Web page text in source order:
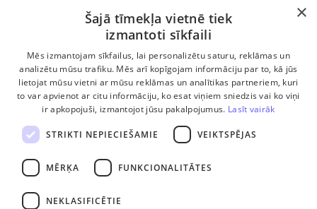
komercdarbības procesu uzlabošanā - ieviesta klientu
attiecību pārvaldības sistēma (CRM). 2024. gada 16.
decembrī tika noslēgts līgums Nr. 9.2-17-L-2024/928 ar
Latvijas Investīciju un attīstības aģentūru par atbalsta
saņemšanu saskaņā ar Atveseļošanas un noturības
mehānisma plāna 2. komponenti “Digitālā transformācija”
(atbalsta pieteikuma Nr. DIGI/2024/1253). Projekta ietvaros
ieviesta klientu un darba procesu pārvaldības sistēma
Scoro, uzlabojot pārdošanas procesu, centralizējot klientu
datubāzi un darījumu plūsmu, kā arī nodrošinot pārskatāmu,
efektīvu pārdošanas nodaļas darbu un precīzāku rezultātu
×
Šajā tīmekļa vietnē tiek
izmantoti sīkfaili
Mēs izmantojam sīkfailus, lai personalizētu saturu, reklāmas un
analizētu mūsu trafiku. Mēs arī kopīgojam informāciju par to, kā jūs
lietojat mūsu vietni ar mūsu reklāmas un analītikas partneriem, kuri
to var apvienot ar citu informāciju, ko esat viņiem sniedzis vai ko viņi
ir apkopojuši, izmantojot jūsu pakalpojumus. Lasīt vairāk
STRIKTI NEPIECIEŠAMIE VEIKTSPĒJAS
MĒRĶA FUNKCIONALITĀTES
NEKLASIFICĒTIE